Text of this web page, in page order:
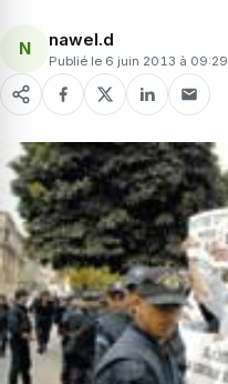
N nawel.d
Publié le 6 juin 2013 à 09:29